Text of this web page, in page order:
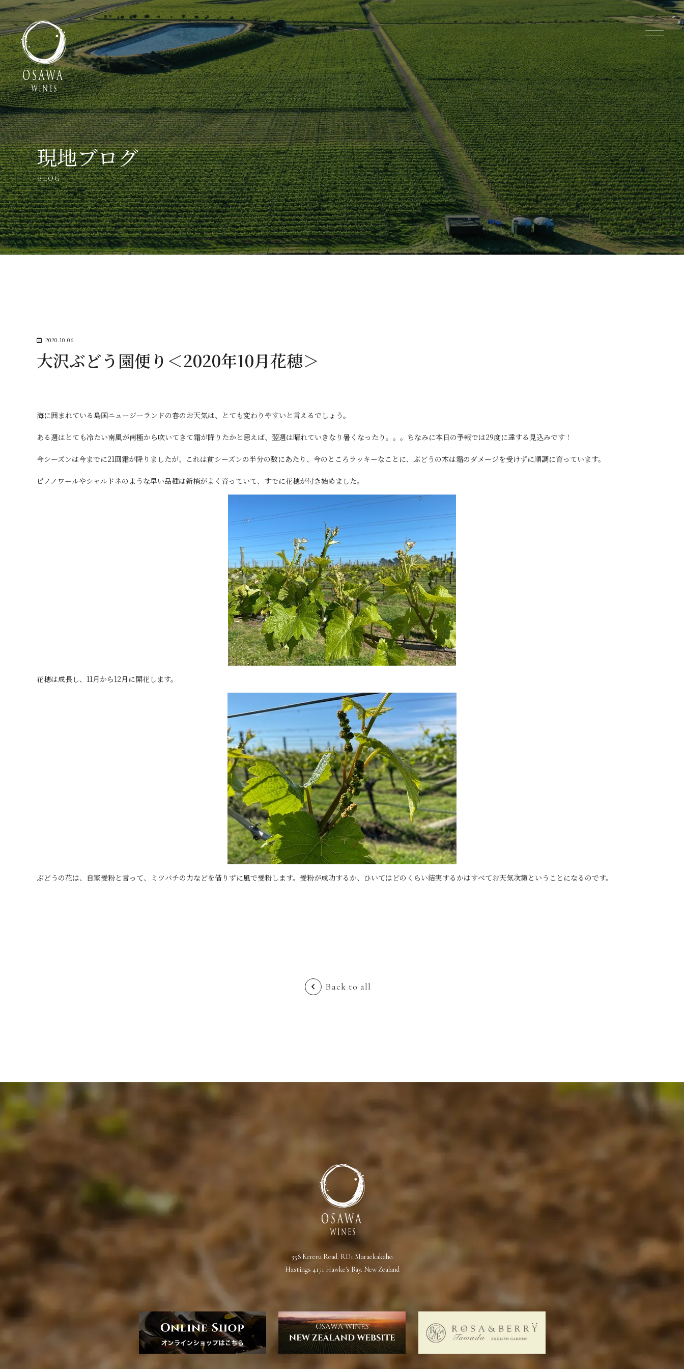
現地ブログ
BLOG
2020.10.06
大沢ぶどう園便り＜2020年10月花穂＞
海に囲まれている島国ニュージーランドの春のお天気は、とても変わりやすいと言えるでしょう。
ある週はとても冷たい南風が南極から吹いてきて霜が降りたかと思えば、翌週は晴れていきなり暑くなったり。。。ちなみに本日の予報では29度に達する見込みです！
今シーズンは今までに21回霜が降りましたが、これは前シーズンの半分の数にあたり、今のところラッキーなことに、ぶどうの木は霜のダメージを受けずに順調に育っています。
ピノノワールやシャルドネのような早い品種は新梢がよく育っていて、すでに花穂が付き始めました。
花穂は成長し、11月から12月に開花します。
ぶどうの花は、自家受粉と言って、ミツバチの力などを借りずに風で受粉します。受粉が成功するか、ひいてはどのくらい結実するかはすべてお天気次第ということになるのです。
Back to all
358 Kereru Road. RD1.Maraekakaho.
Hastings 4171 Hawke's Bay. New Zealand